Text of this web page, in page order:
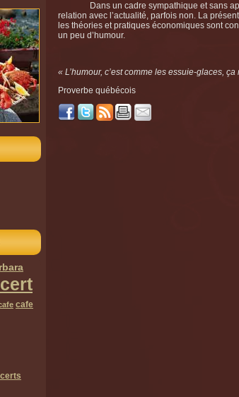
cafe
Dans un cadre sympathique et sans
relation avec l’actualité, parfois non. La
les théories et pratiques économiques sont
un peu d’humour.
« L’humour, c’est comme les essuie-glaces,
Proverbe québécois